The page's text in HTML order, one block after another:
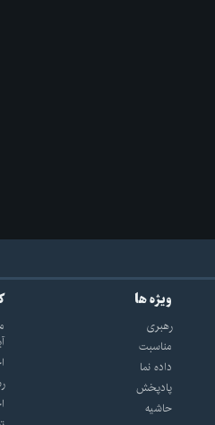
ویژه ها
رهبری
مناسبت
داده نما
پادپخش
حاشیه